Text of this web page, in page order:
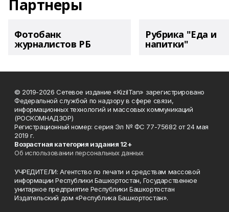
Партнеры
Фотобанк
журналистов РБ
Рубрика "Еда и
напитки"
© 2019-2026 Сетевое издание «KizilTan» зарегистрировано
Федеральной службой по надзору в сфере связи,
информационных технологий и массовых коммуникаций
(РОСКОМНАДЗОР)
Регистрационный номер: серия Эл № ФС 77-75682 от 24 мая
2019 г.
Возрастная категория издания 12+
Об использовании персональных данных
УЧРЕДИТЕЛИ: Агентство по печати и средствам массовой
информации Республики Башкортостан, Государственное
унитарное предприятие Республики Башкортостан
Издательский дом «Республика Башкортостан».